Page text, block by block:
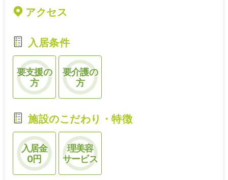
アクセス
入居条件
要支援の
方
要介護の
方
施設のこだわり・特徴
入居金
0円
理美容
サービス